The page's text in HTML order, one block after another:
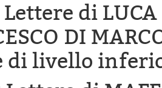
Lettere di
DI
di livello